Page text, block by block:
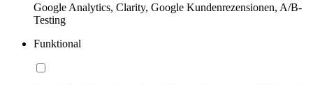
Google Analytics, Clarity, Google Kundenrezensionen, A/B-
Testing
Funktional